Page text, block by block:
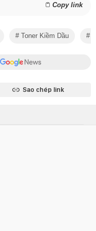
Copy link
Toner Kiềm Dầu
Sao chép link